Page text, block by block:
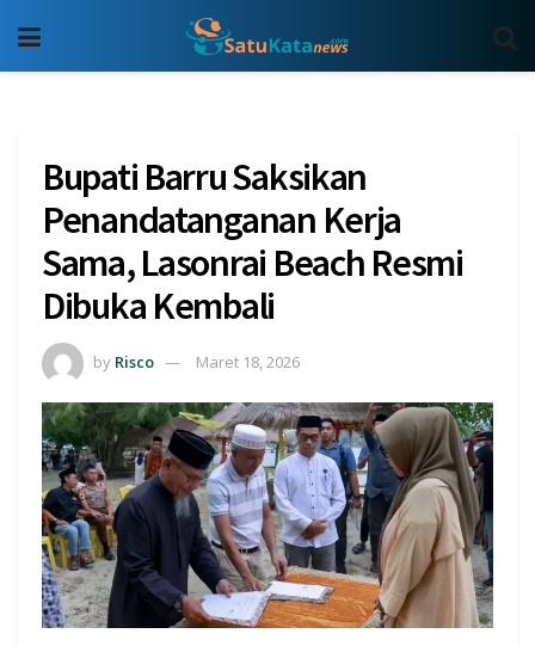
Bupati Barru Saksikan
Penandatanganan Kerja
Sama, Lasonrai Beach Resmi
Dibuka Kembali
by Risco Maret 18, 2026